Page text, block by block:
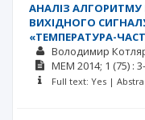
АНАЛІЗ
ВИХІДНОГО
«ТЕМПЕРАТУРА-
Володимир
MEM 2014; 1 (75) :
Full text: Yes |